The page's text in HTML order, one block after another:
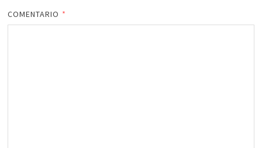
COMENTARIO *